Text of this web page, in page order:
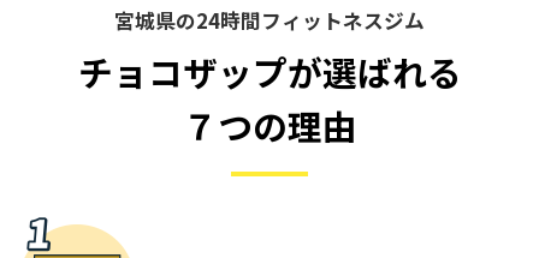
宮城県の24時間フィットネスジム
チョコザップが選ばれる
７つの理由